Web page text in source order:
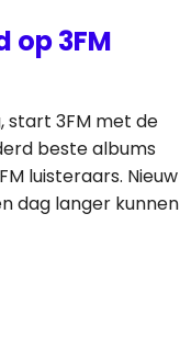
op 3FM
start 3FM met de
beste albums
luisteraars. Nieuw
dag langer kunnen